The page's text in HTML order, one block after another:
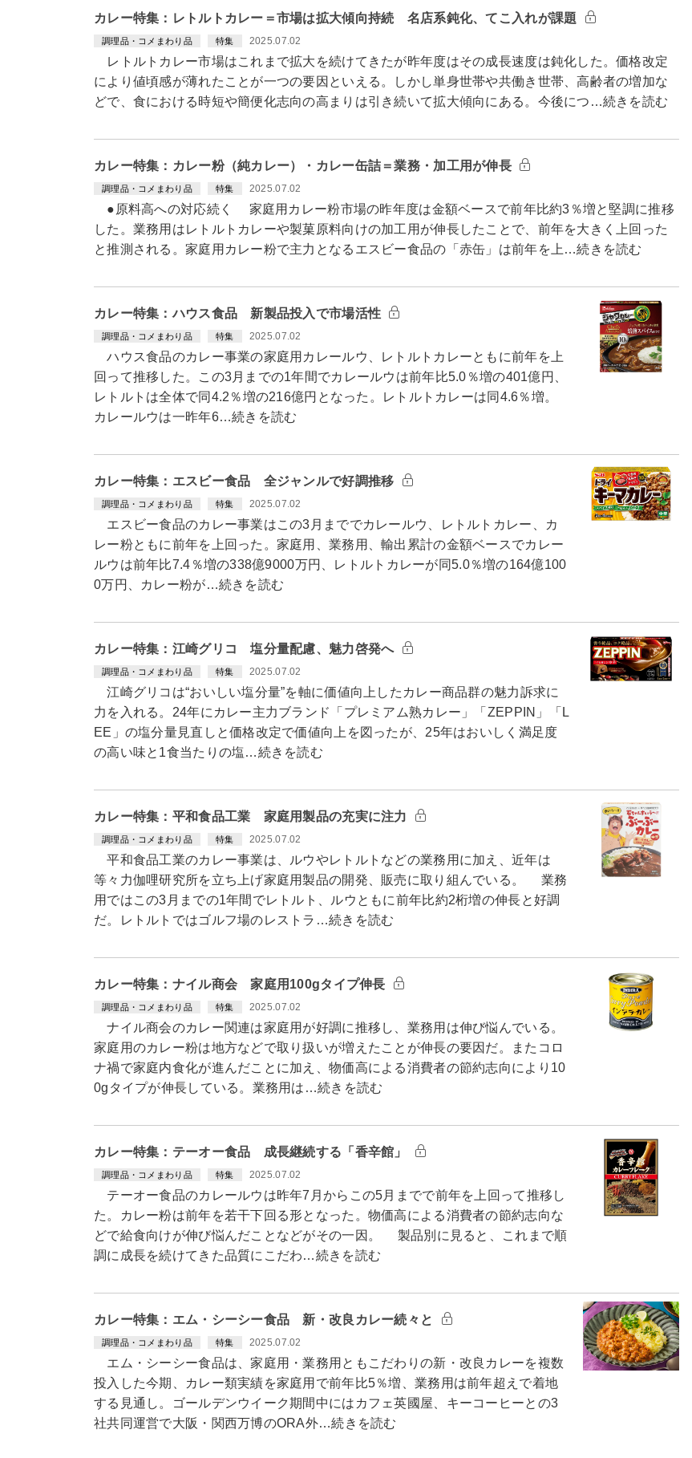
カレー特集：レトルトカレー＝市場は拡大傾向持続 名店系鈍化、てこ入れが課題
調理品・コメまわり品 特集 2025.07.02
レトルトカレー市場はこれまで拡大を続けてきたが昨年度はその成長速度は鈍化した。価格改定
により値頃感が薄れたことが一つの要因といえる。しかし単身世帯や共働き世帯、高齢者の増加な
どで、食における時短や簡便化志向の高まりは引き続いて拡大傾向にある。今後につ…続きを読む
カレー特集：カレー粉（純カレー）・カレー缶詰＝業務・加工用が伸長
調理品・コメまわり品 特集 2025.07.02
●原料高への対応続く 家庭用カレー粉市場の昨年度は金額ベースで前年比約3％増と堅調に推移
した。業務用はレトルトカレーや製菓原料向けの加工用が伸長したことで、前年を大きく上回った
と推測される。家庭用カレー粉で主力となるエスビー食品の「赤缶」は前年を上…続きを読む
カレー特集：ハウス食品 新製品投入で市場活性
調理品・コメまわり品 特集 2025.07.02
ハウス食品のカレー事業の家庭用カレールウ、レトルトカレーともに前年を上
回って推移した。この3月までの1年間でカレールウは前年比5.0％増の401億円、
レトルトは全体で同4.2％増の216億円となった。レトルトカレーは同4.6％増。
カレールウは一昨年6…続きを読む
カレー特集：エスビー食品 全ジャンルで好調推移
調理品・コメまわり品 特集 2025.07.02
エスビー食品のカレー事業はこの3月まででカレールウ、レトルトカレー、カ
レー粉ともに前年を上回った。家庭用、業務用、輸出累計の金額ベースでカレー
ルウは前年比7.4％増の338億9000万円、レトルトカレーが同5.0％増の164億100
0万円、カレー粉が…続きを読む
カレー特集：江崎グリコ 塩分量配慮、魅力啓発へ
調理品・コメまわり品 特集 2025.07.02
江崎グリコは“おいしい塩分量”を軸に価値向上したカレー商品群の魅力訴求に
力を入れる。24年にカレー主力ブランド「プレミアム熟カレー」「ZEPPIN」「L
EE」の塩分量見直しと価格改定で価値向上を図ったが、25年はおいしく満足度
の高い味と1食当たりの塩…続きを読む
カレー特集：平和食品工業 家庭用製品の充実に注力
調理品・コメまわり品 特集 2025.07.02
平和食品工業のカレー事業は、ルウやレトルトなどの業務用に加え、近年は
等々力伽哩研究所を立ち上げ家庭用製品の開発、販売に取り組んでいる。 業務
用ではこの3月までの1年間でレトルト、ルウともに前年比約2桁増の伸長と好調
だ。レトルトではゴルフ場のレストラ…続きを読む
カレー特集：ナイル商会 家庭用100gタイプ伸長
調理品・コメまわり品 特集 2025.07.02
ナイル商会のカレー関連は家庭用が好調に推移し、業務用は伸び悩んでいる。
家庭用のカレー粉は地方などで取り扱いが増えたことが伸長の要因だ。またコロ
ナ禍で家庭内食化が進んだことに加え、物価高による消費者の節約志向により10
0gタイプが伸長している。業務用は…続きを読む
カレー特集：テーオー食品 成長継続する「香辛館」
調理品・コメまわり品 特集 2025.07.02
テーオー食品のカレールウは昨年7月からこの5月までで前年を上回って推移し
た。カレー粉は前年を若干下回る形となった。物価高による消費者の節約志向な
どで給食向けが伸び悩んだことなどがその一因。 製品別に見ると、これまで順
調に成長を続けてきた品質にこだわ…続きを読む
カレー特集：エム・シーシー食品 新・改良カレー続々と
調理品・コメまわり品 特集 2025.07.02
エム・シーシー食品は、家庭用・業務用ともこだわりの新・改良カレーを複数
投入した今期、カレー類実績を家庭用で前年比5％増、業務用は前年超えで着地
する見通し。ゴールデンウイーク期間中にはカフェ英國屋、キーコーヒーとの3
社共同運営で大阪・関西万博のORA外…続きを読む